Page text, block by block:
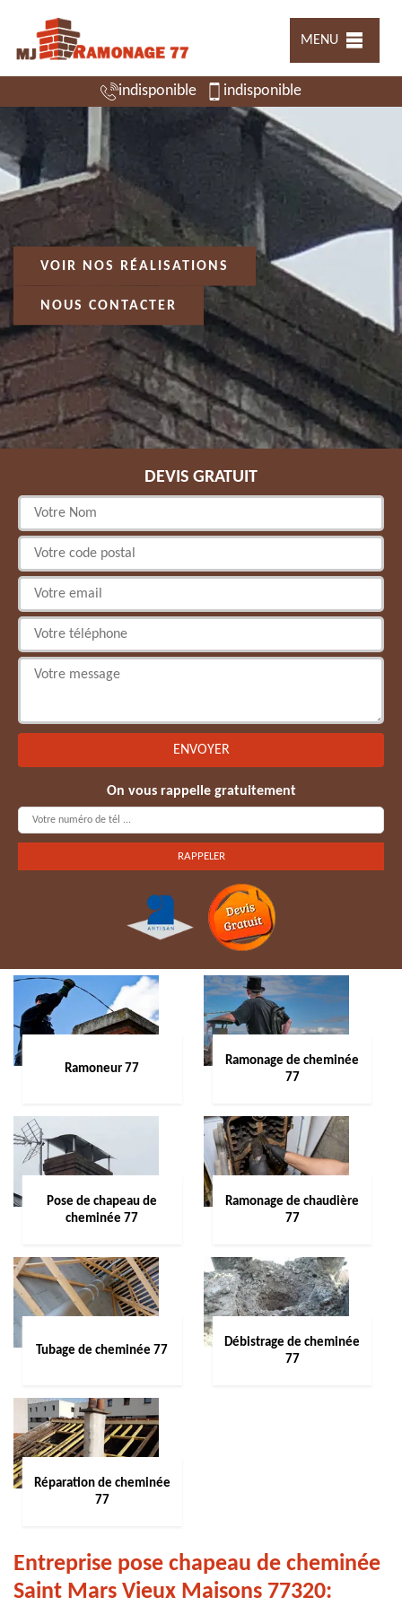
MENU
indisponible indisponible
VOIR NOS RÉALISATIONS
NOUS CONTACTER
DEVIS GRATUIT
On vous rappelle gratuitement
Ramoneur 77
Ramonage de cheminée
77
Pose de chapeau de
cheminée 77
Ramonage de chaudière
77
Tubage de cheminée 77
Débistrage de cheminée
77
Réparation de cheminée
77
Entreprise pose chapeau de cheminée
Saint Mars Vieux Maisons 77320: